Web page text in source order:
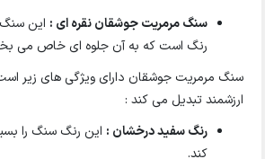
سنگ مرمریت جوشقان نقره ای : این سنگ
رنگ است که به آن جلوه ای خاص می
سنگ مرمریت جوشقان دارای ویژگی های زیر
ارزشمند تبدیل می کند :
رنگ سفید درخشان : این رنگ سنگ را
کند.